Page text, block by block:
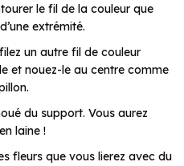
le fil de la couleur que
extrémité.
un autre fil de couleur
et nouez-le au centre comme
du support. Vous aurez
laine !
fleurs que vous lierez avec du